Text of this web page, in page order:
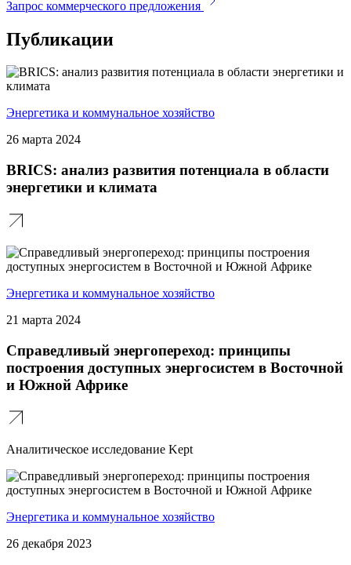
Запрос коммерческого предложения
Публикации
Энергетика и коммунальное хозяйство
26 марта 2024
BRICS: анализ развития потенциала в области
энергетики и климата
Энергетика и коммунальное хозяйство
21 марта 2024
Справедливый энергопереход: принципы
построения доступных энергосистем в Восточной
и Южной Африке
Аналитическое исследование Kept
Энергетика и коммунальное хозяйство
26 декабря 2023